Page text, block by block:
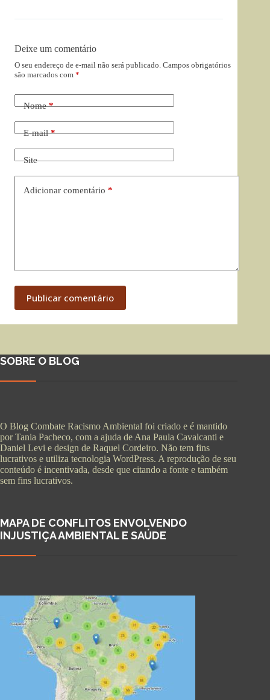
Deixe um comentário
O seu endereço de e-mail não será publicado. Campos obrigatórios
são marcados com *
Nome*
E-mail*
Site
Adicionar comentário *
Publicar comentário
SOBRE O BLOG
O Blog Combate Racismo Ambiental foi criado e é mantido
por Tania Pacheco, com a ajuda de Ana Paula Cavalcanti e
Daniel Levi e design de Raquel Cordeiro. Não tem fins
lucrativos e utiliza tecnologia WordPress. A reprodução de seu
conteúdo é incentivada, desde que citando a fonte e também
sem fins lucrativos.
MAPA DE CONFLITOS ENVOLVENDO
INJUSTIÇA AMBIENTAL E SAÚDE